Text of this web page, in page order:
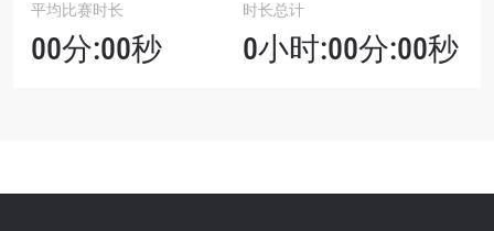
平均比赛时长
00分:00秒
时长总计
0小时:00分:00秒